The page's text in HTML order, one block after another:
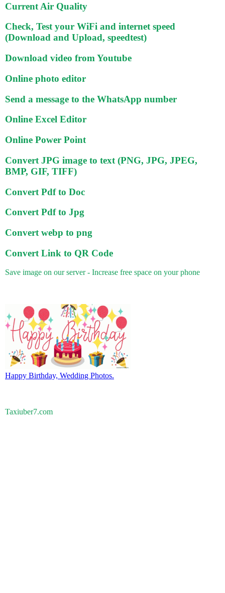
Current Air Quality
Check, Test your WiFi and internet speed
(Download and Upload, speedtest)
Download video from Youtube
Online photo editor
Send a message to the WhatsApp number
Online Excel Editor
Online Power Point
Convert JPG image to text (PNG, JPG, JPEG,
BMP, GIF, TIFF)
Convert Pdf to Doc
Convert Pdf to Jpg
Convert webp to png
Convert Link to QR Code
Save image on our server - Increase free space on your phone
Happy Birthday, Wedding Photos.
Taxiuber7.com